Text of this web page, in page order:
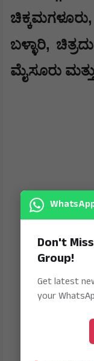
ಚಿಕ್ಕಮಗಳೂರು
ಬಳ್ಳಾರಿ,
ಮೈಸೂರು
Don't
Group!
Get latest
your